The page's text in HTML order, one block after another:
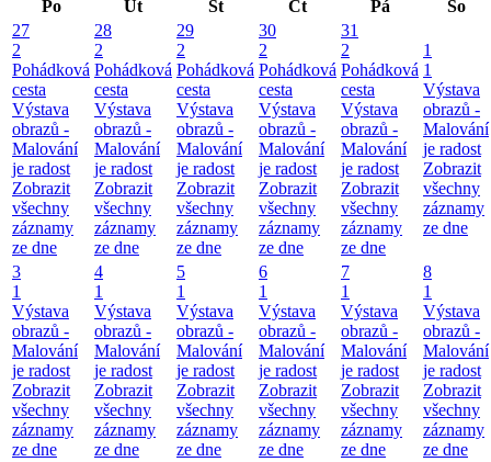
Po
Út St Čt Pá
So
27
2
Pohádková
cesta
Výstava
obrazů -
Malování
je radost
Zobrazit
všechny
záznamy
ze dne
28
2
Pohádková
cesta
Výstava
obrazů -
Malování
je radost
Zobrazit
všechny
záznamy
ze dne
29
2
Pohádková
cesta
Výstava
obrazů -
Malování
je radost
Zobrazit
všechny
záznamy
ze dne
30
2
Pohádková
cesta
Výstava
obrazů -
Malování
je radost
Zobrazit
všechny
záznamy
ze dne
31
2
Pohádková
cesta
Výstava
obrazů -
Malování
je radost
Zobrazit
všechny
záznamy
ze dne
1
1
Výstava
obrazů -
Malování
je radost
Zobrazit
všechny
záznamy
ze dne
3
1
Výstava
obrazů -
Malování
je radost
Zobrazit
všechny
záznamy
ze dne
4
1
Výstava
obrazů -
Malování
je radost
Zobrazit
všechny
záznamy
ze dne
5
1
Výstava
obrazů -
Malování
je radost
Zobrazit
všechny
záznamy
ze dne
6
1
Výstava
obrazů -
Malování
je radost
Zobrazit
všechny
záznamy
ze dne
7
1
Výstava
obrazů -
Malování
je radost
Zobrazit
všechny
záznamy
ze dne
8
1
Výstava
obrazů -
Malování
je radost
Zobrazit
všechny
záznamy
ze dne